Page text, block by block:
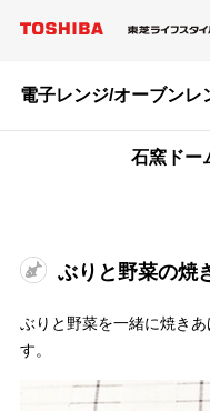
電子レンジ/オーブンレ
石窯ドー
ぶりと野菜の焼
ぶりと野菜を一緒に焼き
す。